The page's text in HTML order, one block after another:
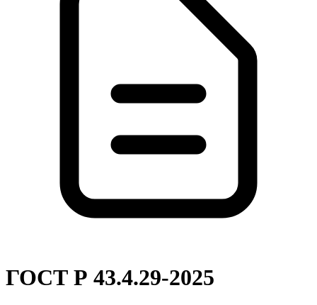
ГОСТ Р 43.4.29-2025